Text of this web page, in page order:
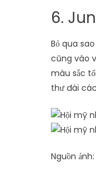
6.
Bỏ qua
cũng vào
màu sắc
thư đài
Nguồn